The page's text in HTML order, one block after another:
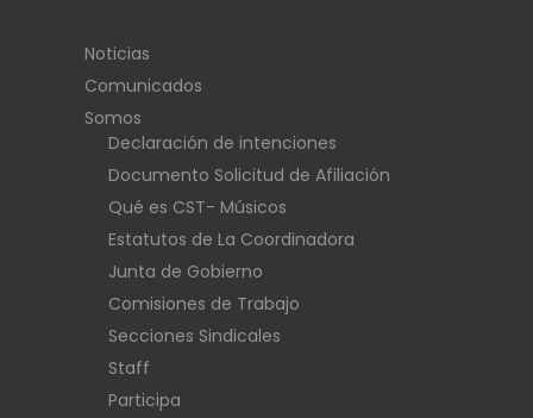
Noticias
Comunicados
Somos
Declaración de intenciones
Documento Solicitud de Afiliación
Qué es CST- Músicos
Estatutos de La Coordinadora
Junta de Gobierno
Comisiones de Trabajo
Secciones Sindicales
Staff
Participa